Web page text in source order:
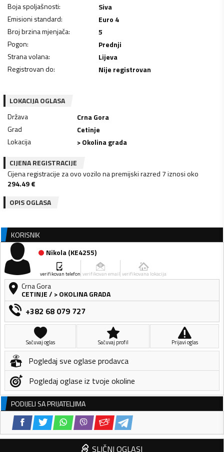
Boja spoljašnosti:
Siva
Emisioni standard:
Euro 4
Broj brzina mjenjača:
5
Pogon:
Prednji
Strana volana:
Lijeva
Registrovan do: Nije registrovan
LOKACIJA OGLASA
Država
Crna Gora
Grad
Cetinje
Lokacija
> Okolina grada
CIJENA REGISTRACIJE
Cijena registracije za ovo vozilo na premijski razred 7 iznosi oko
294.49€
OPIS OGLASA
KORISNIK
Nikola(KE4255)
verifikovan telefon verifikovan email verifikovana lokacija
Crna Gora
CETINJE/ > OKOLINA GRADA
+382 68 079 727
Sačuvaj oglas Sačuvaj profil Prijavi oglas
Pogledaj sve oglase prodavca
Pogledaj oglase iz tvoje okoline
PODIJELI SA PRIJATELJIMA
SLIČNI OGLASI